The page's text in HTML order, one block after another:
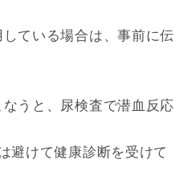
ている場合は、事前に伝
うと、尿検査で潜血反応
避けて健康診断を受けて